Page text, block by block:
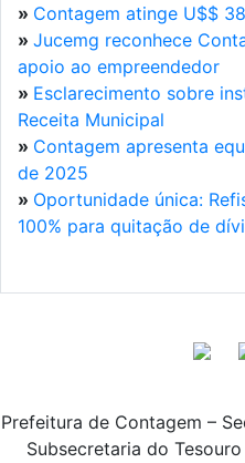
» Contagem atinge U$$
» Jucemg reconhece
apoio ao empreendedor
» Esclarecimento sobre
Receita Municipal
» Contagem apresenta
de 2025
» Oportunidade única:
100% para quitação de
Prefeitura de Contagem –
Subsecretaria do